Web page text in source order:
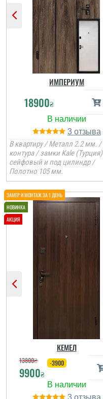
надає компанія такі
дверей, виявлення
слабких місць щодо
теплоізоляції т...
ИМПЕРИУМ
18900₴
3
В квартиру / Металл 2.2 мм. /
контура / замки Kale (Турция)
сейфовый и под цилиндр /
Полотно 105 мм.
КЕМЕЛ
13800₴
9900₴
-3900
3